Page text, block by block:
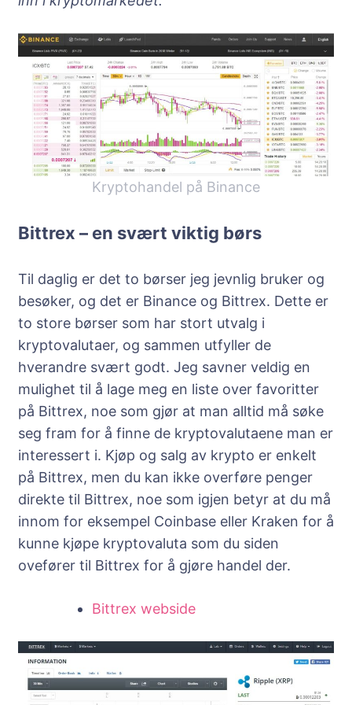
Kryptohandel på Binance
Bittrex – en svært viktig børs
Til daglig er det to børser jeg jevnlig bruker og
besøker, og det er Binance og Bittrex. Dette er
to store børser som har stort utvalg i
kryptovalutaer, og sammen utfyller de
hverandre svært godt. Jeg savner veldig en
mulighet til å lage meg en liste over favoritter
på Bittrex, noe som gjør at man alltid må søke
seg fram for å finne de kryptovalutaene man er
interessert i. Kjøp og salg av krypto er enkelt
på Bittrex, men du kan ikke overføre penger
direkte til Bittrex, noe som igjen betyr at du må
innom for eksempel Coinbase eller Kraken for å
kunne kjøpe kryptovaluta som du siden
ovefører til Bittrex for å gjøre handel der.
Bittrex webside